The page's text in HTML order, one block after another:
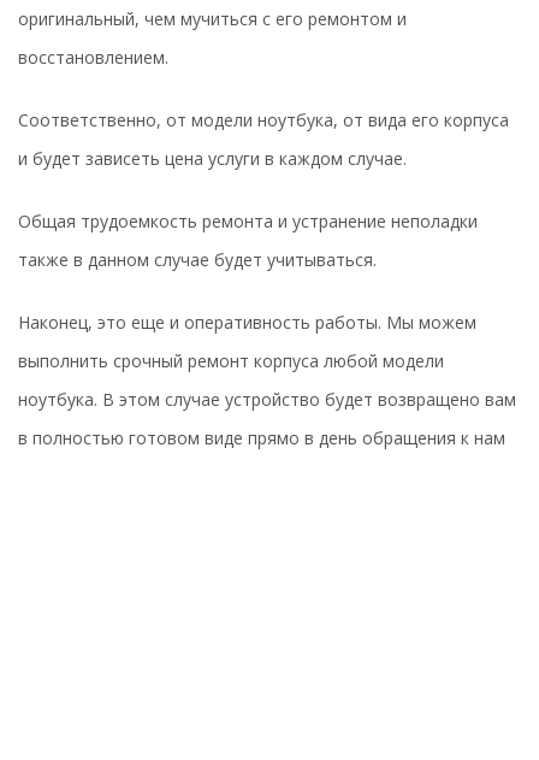
оригинальный, чем мучиться с его ремонтом и
восстановлением.
Соответственно, от модели ноутбука, от вида его корпуса
и будет зависеть цена услуги в каждом случае.
Общая трудоемкость ремонта и устранение неполадки
также в данном случае будет учитываться.
Наконец, это еще и оперативность работы. Мы можем
выполнить срочный ремонт корпуса любой модели
ноутбука. В этом случае устройство будет возвращено вам
в полностью готовом виде прямо в день обращения к нам